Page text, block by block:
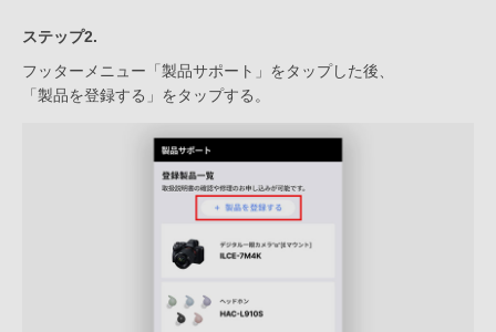
ステップ2.
フッターメニュー「製品サポート」をタップした後、
「製品を登録する」をタップする。